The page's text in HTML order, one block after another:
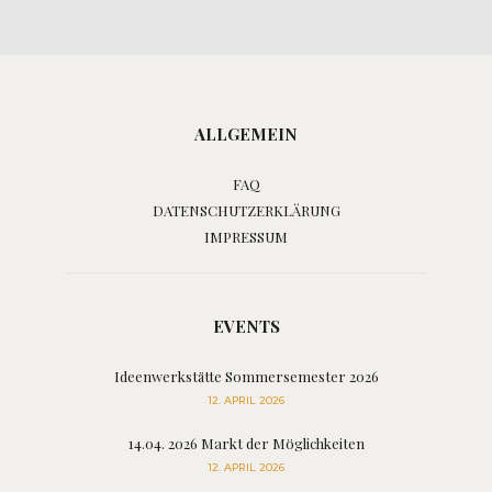
ALLGEMEIN
FAQ
DATENSCHUTZERKLÄRUNG
IMPRESSUM
EVENTS
Ideenwerkstätte Sommersemester 2026
12. APRIL 2026
14.04. 2026 Markt der Möglichkeiten
12. APRIL 2026